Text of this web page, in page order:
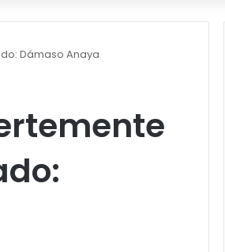
Dámaso Anaya